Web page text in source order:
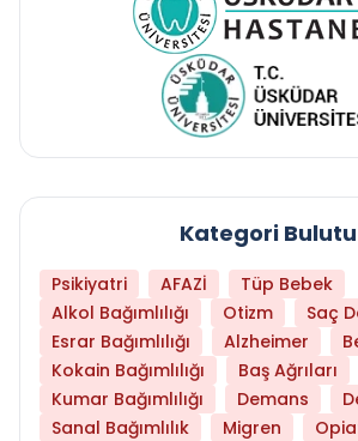
Kategori Bulutu
Psikiyatri AFAZİ
Tüp Bebek
Alkol Bağımlılığı
Otizm
Saç
Esrar Bağımlılığı
Alzheimer
Kokain Bağımlılığı
Baş Ağrıları
Kumar Bağımlılığı
Demans
Sanal Bağımlılık
Migren